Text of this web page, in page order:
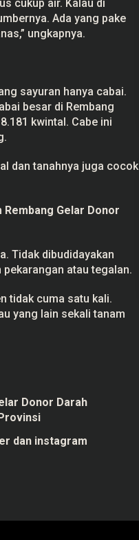
cukup air. Kalau di
Ada yang pake
ungkapnya.
sayuran hanya cabai.
besar di Rembang
kwintal. Cabe ini
dan tanahnya juga cocok
Rembang Gelar Donor
Tidak dibudidayakan
atau tegalan.
tidak cuma satu kali.
yang lain sekali tanam
Donor Darah
dan instagram